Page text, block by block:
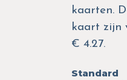
kaarten.
kaart zijn
€ 4.27.
Standard